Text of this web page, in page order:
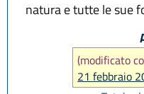
natura e tutte le sue
(modificato
21 febbraio